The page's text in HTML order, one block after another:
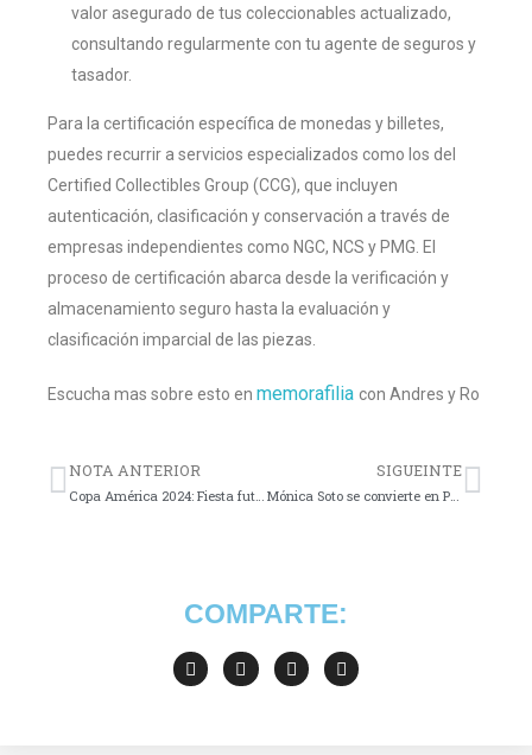
valor asegurado de tus coleccionables actualizado,
consultando regularmente con tu agente de seguros y
tasador.
Para la certificación específica de monedas y billetes,
puedes recurrir a servicios especializados como los del
Certified Collectibles Group (CCG), que incluyen
autenticación, clasificación y conservación a través de
empresas independientes como NGC, NCS y PMG. El
proceso de certificación abarca desde la verificación y
almacenamiento seguro hasta la evaluación y
clasificación imparcial de las piezas.
Escucha mas sobre esto en memorafilia con Andres y Ro
NOTA ANTERIOR SIGUEINTE
Mónica Soto se convierte en Presidenta del Tribunal
COMPARTE: